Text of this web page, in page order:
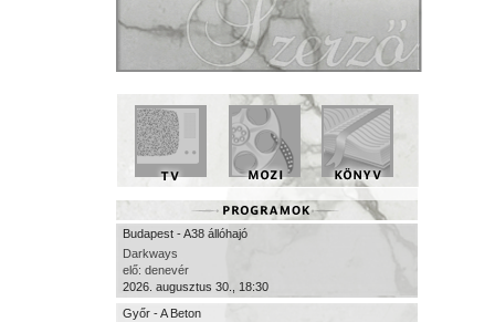
Budapest - A38 állóhajó
Darkways
elő: denevér
2026. augusztus 30., 18:30
Győr - A Beton